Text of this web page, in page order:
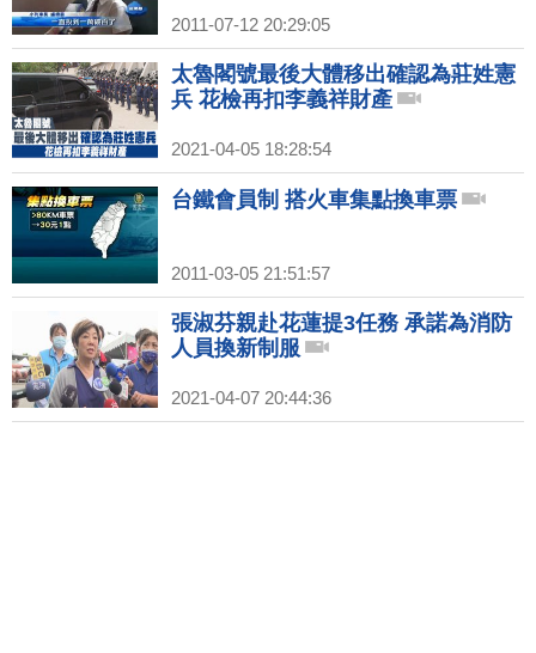
2011-07-12 20:29:05
太魯閣號最後大體移出確認為莊姓憲
兵 花檢再扣李義祥財產
2021-04-05 18:28:54
台鐵會員制 搭火車集點換車票
2011-03-05 21:51:57
張淑芬親赴花蓮提3任務 承諾為消防
人員換新制服
2021-04-07 20:44:36